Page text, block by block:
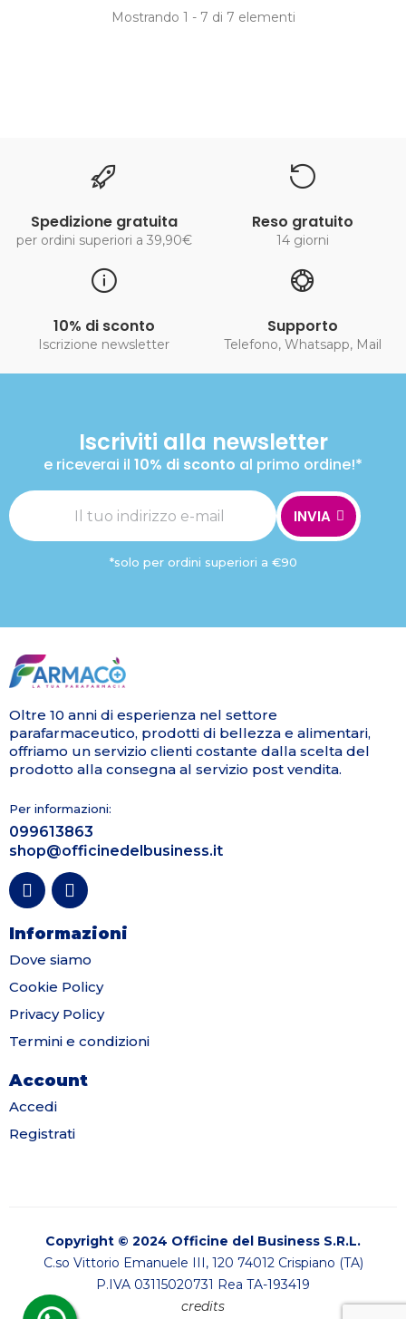
Mostrando 1 - 7 di 7 elementi
Spedizione gratuita
per ordini superiori a 39,90€
Reso gratuito
14 giorni
10% di sconto
Iscrizione newsletter
Supporto
Telefono, Whatsapp, Mail
Iscriviti alla newsletter
e riceverai il 10% di sconto al primo ordine!*
INVIA
*solo per ordini superiori a €90
Oltre 10 anni di esperienza nel settore
parafarmaceutico, prodotti di bellezza e alimentari,
offriamo un servizio clienti costante dalla scelta del
prodotto alla consegna al servizio post vendita.
Per informazioni:
099613863
shop@officinedelbusiness.it
Informazioni
Dove siamo
Cookie Policy
Privacy Policy
Termini e condizioni
Account
Accedi
Registrati
Copyright © 2024 Officine del Business S.R.L.
C.so Vittorio Emanuele III, 120 74012 Crispiano (TA)
P.IVA 03115020731 Rea TA-193419
credits